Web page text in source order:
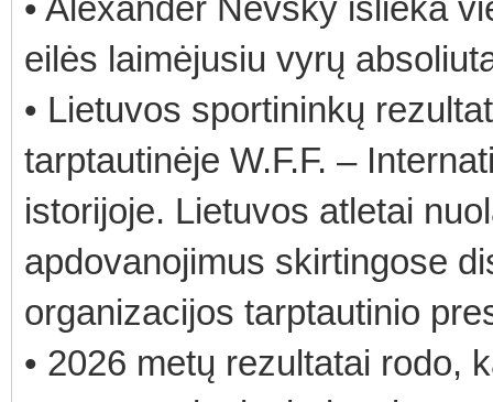
• Alexander Nevsky išlieka
eilės laimėjusiu vyrų
• Lietuvos sportininkų
tarptautinėje W.F.F. –
istorijoje. Lietuvos atletai
apdovanojimus skirtingose
organizacijos tarptautinio
• 2026 metų rezultatai rodo,